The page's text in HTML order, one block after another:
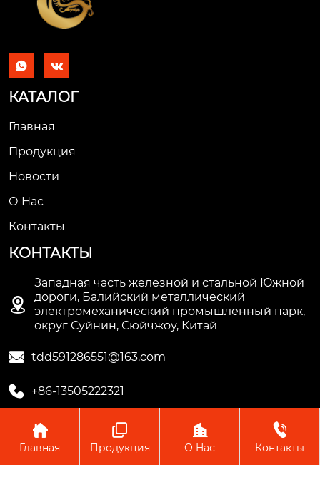
 
КАТАЛОГ
Главная
Продукция
Новости
О Hас
Контакты
КОНТАКТЫ

Западная часть железной и стальной Южной
дороги, Балийский металлический
электромеханический промышленный парк,
округ Суйнин, Сюйчжоу, Китай
 tdd591286551@163.com
 +86-13505222321
Copyright © ООО Производство труб Сюйчжоу Лонгцзян

Главная

Продукция

О Hас

Контакты